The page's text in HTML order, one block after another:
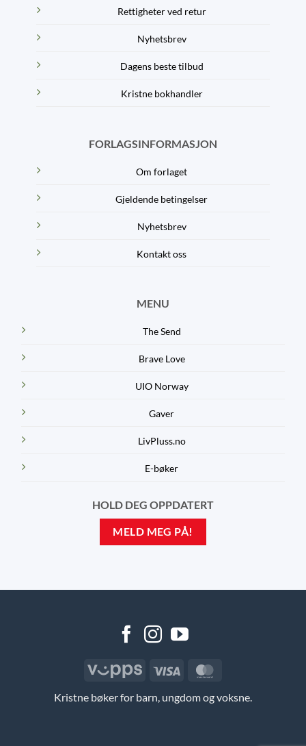
Rettigheter ved retur
Nyhetsbrev
Dagens beste tilbud
Kristne bokhandler
FORLAGSINFORMASJON
Om forlaget
Gjeldende betingelser
Nyhetsbrev
Kontakt oss
MENU
The Send
Brave Love
UIO Norway
Gaver
LivPluss.no
E-bøker
HOLD DEG OPPDATERT
MELD MEG PÅ!
Kristne bøker for barn, ungdom og voksne.
Vipps Visa